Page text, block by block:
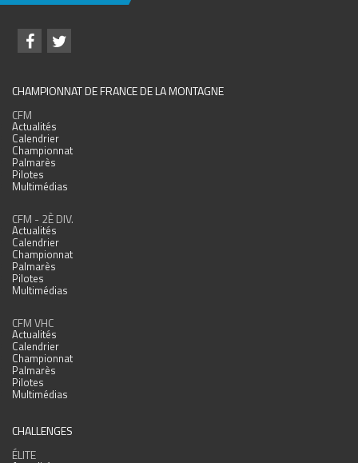
CHAMPIONNAT DE FRANCE DE LA MONTAGNE
CFM
Actualités
Calendrier
Championnat
Palmarès
Pilotes
Multimédias
CFM - 2È DIV.
Actualités
Calendrier
Championnat
Palmarès
Pilotes
Multimédias
CFM VHC
Actualités
Calendrier
Championnat
Palmarès
Pilotes
Multimédias
CHALLENGES
ÉLITE